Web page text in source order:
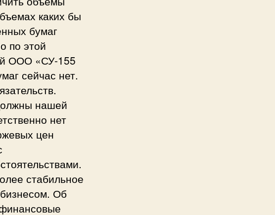
каких бы
бумаг
по этой
ООО «СУ-155
сейчас нет.
нашей
нет
цен
стабильное
Об